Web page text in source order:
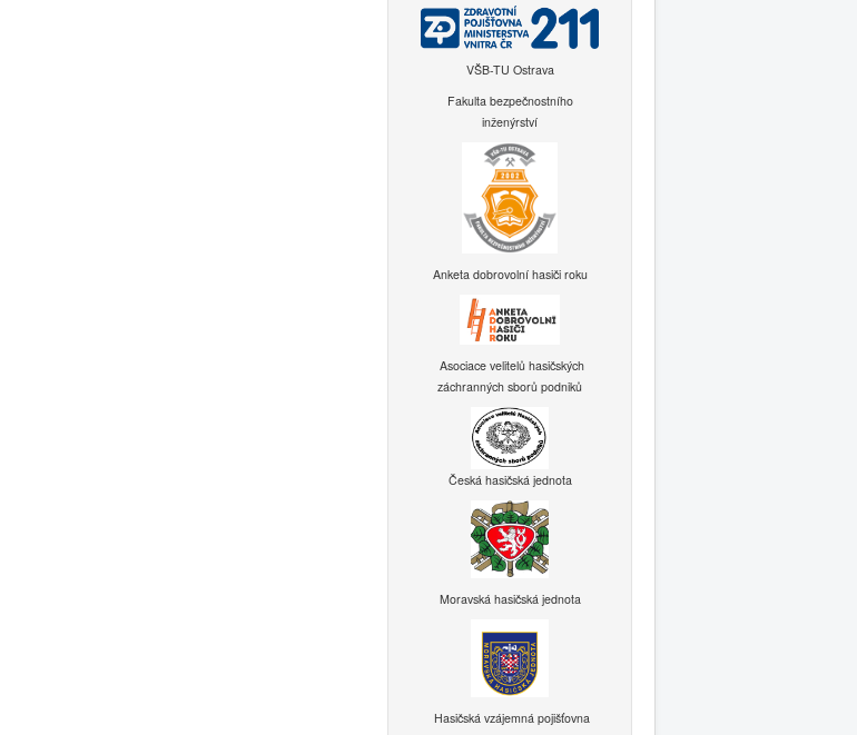
VŠB-TU Ostrava
Fakulta bezpečnostního
inženýrství
Anketa dobrovolní hasiči roku
Asociace velitelů hasičských
záchranných sborů podniků
Česká hasičská jednota
Moravská hasičská jednota
Hasičská vzájemná pojišťovna